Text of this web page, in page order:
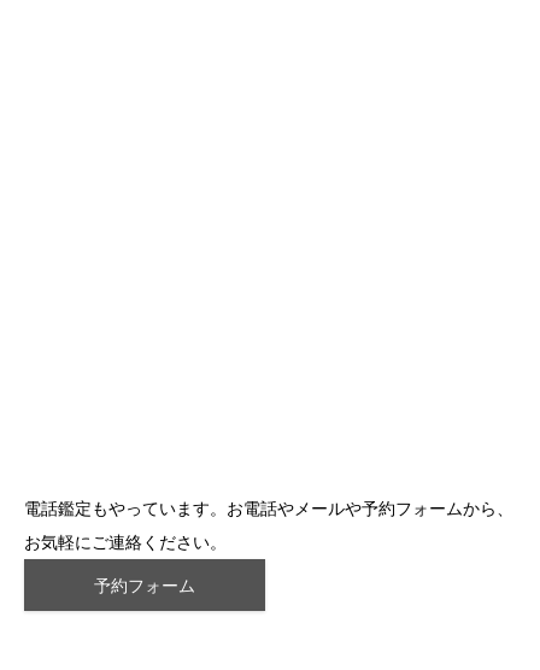
電話鑑定もやっています。お電話やメールや予約フォームから、
お気軽にご連絡ください。
予約フォーム